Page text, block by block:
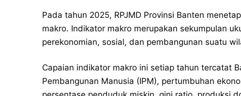
Pada tahun 2025, RPJMD Provinsi Banten
makro. Indikator makro merupakan sekumpulan
perekonomian, sosial, dan pembangunan suatu
Capaian indikator makro ini setiap tahun tercatat
Pembangunan Manusia (IPM), pertumbuhan